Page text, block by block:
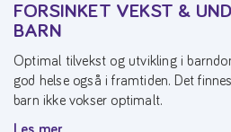
FORSINKET VEKST &
BARN
Optimal tilvekst og utvikling i
god helse også i framtiden. Det
barn ikke vokser optimalt.